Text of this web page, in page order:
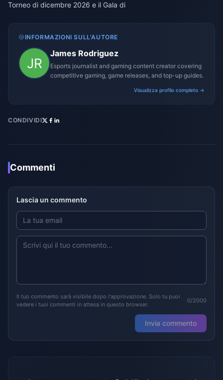
Torneo di dicembre 2026 e il Gala di
INFORMAZIONI SULL'AUTORE
James Rodriguez
Esports journalist and gaming content creator covering
competitive gaming, game releases, and top-up guides.
Visualizza profilo completo →
CONDIVIDI
Commenti
Lascia un commento
Il tuo commento sarà visibile dopo l'approvazione. Solo tu puoi
vedere i tuoi commenti in attesa in questo browser.
0/2000
Invia commento